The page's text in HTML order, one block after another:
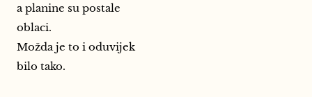
a planine su postale
oblaci.
Možda je to i oduvijek
bilo tako.